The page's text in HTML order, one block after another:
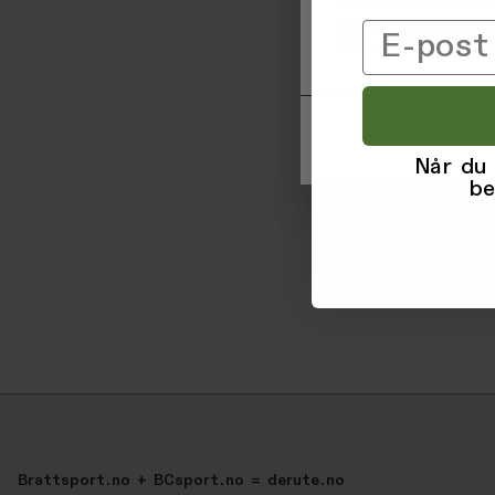
Brattsport.no + BCsport.no = derute.no
trykke 'Godta',
til ved å klikke på
Email
Når